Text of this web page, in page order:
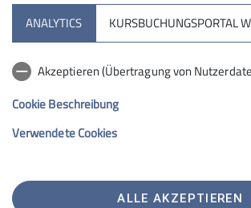
nächstes Projekt oder einfach einen
Sprich uns an – wir sind für dich da!
Lerne
Jobs
ANALYTICS KURSBUCHUNGSPORTAL
Akzeptieren (Übertragung von
Cookie Beschreibung
Verwendete Cookies
ALLE AKZEPTIEREN